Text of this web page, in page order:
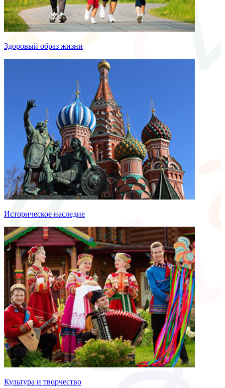
Здоровый образ жизни
Историческое наследие
Культура и творчество